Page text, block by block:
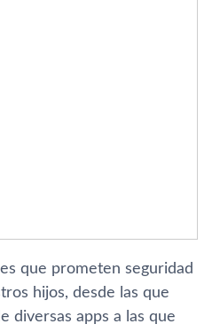
que prometen seguridad
hijos, desde las que
diversas apps a las que